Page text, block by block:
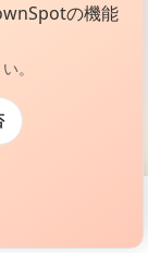
の機能
。